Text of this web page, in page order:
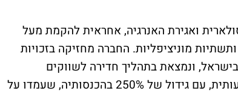
ואגירת האנרגיה, אחראית להקמת מעל
ותשתיות מוניציפליות. החברה מחזיקה בזכויות
בלעדיות לשיווק מותג הפתרונות האנרגטיים SOLAX בישראל, ונמצאת בתהליך חדירה לשווקים
בינלאומיים. בשנת 2024 רשמה החברה צמיחה משמעותית, עם גידול של 250% בהכנסותיה, שעמדו על